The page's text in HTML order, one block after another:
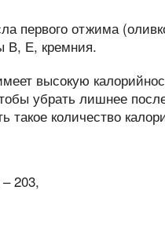
первого отжима
В, Е, кремния.
высокую
убрать лишнее
такое количество
203,